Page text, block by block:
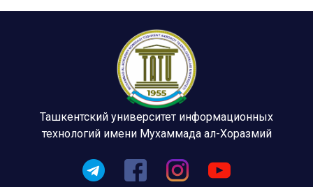
Ташкентский университет информационных
технологий имени Мухаммада ал-Хоразмий